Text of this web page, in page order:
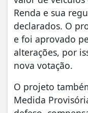
Renda e sua
declarados. O
e foi aprovado
alterações, por
nova votação.
O projeto
Medida